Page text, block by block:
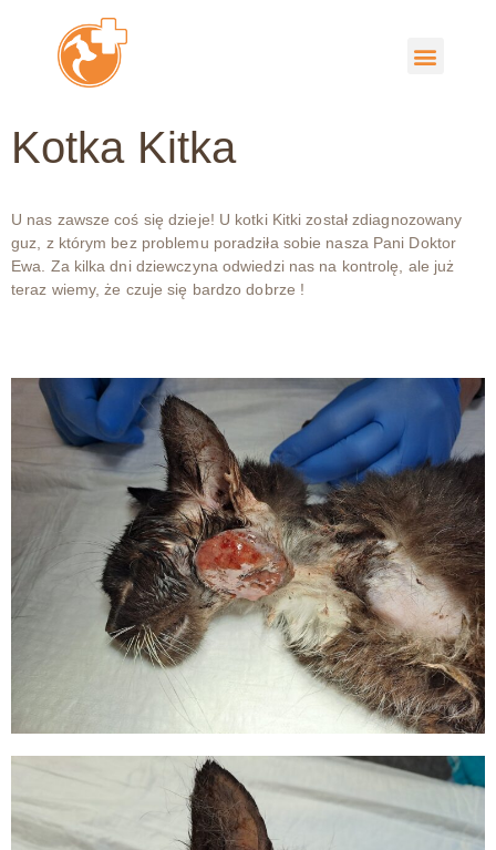
Kotka Kitka
U nas zawsze coś się dzieje! U kotki Kitki został zdiagnozowany
guz, z którym bez problemu poradziła sobie nasza Pani Doktor
Ewa. Za kilka dni dziewczyna odwiedzi nas na kontrolę, ale już
teraz wiemy, że czuje się bardzo dobrze !